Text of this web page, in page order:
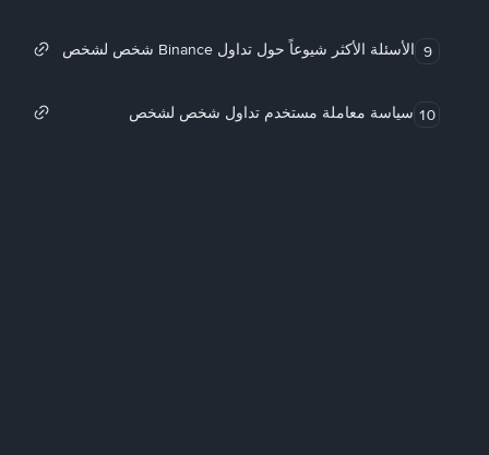
9 الأسئلة الأكثر شيوعاً حول تداول Binance شخص لشخص
10 سياسة معاملة مستخدم تداول شخص لشخص